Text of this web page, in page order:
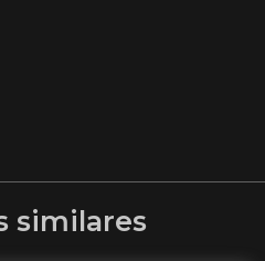
similares